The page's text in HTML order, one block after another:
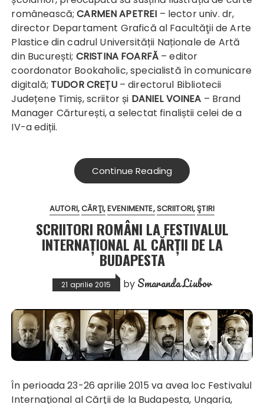
românească;CARMEN APETREI – lector univ. dr,
director Departament Grafică al Facultăţii de Arte
Plastice din cadrul Universității Naționale de Artă
din București; CRISTINA FOARFĂ – editor
coordonator Bookaholic, specialistă în comunicare
digitală; TUDOR CREȚU– directorul Bibliotecii
Județene Timiș, scriitor și DANIEL VOINEA – Brand
Manager Cărturești, a selectat finaliștii celei de a
IV-a ediții.
Continue Reading
AUTORI CĂRŢI EVENIMENTE SCRIITORI ŞTIRI
SCRIITORI ROMÂNI LA FESTIVALUL
INTERNAȚIONAL AL CĂRȚII DE LA
BUDAPESTA
21 aprilie 2015 by Smaranda Liubov
În perioada 23-26 aprilie 2015 va avea loc Festivalul
Internaţional al Cărţii de la Budapesta, Ungaria,